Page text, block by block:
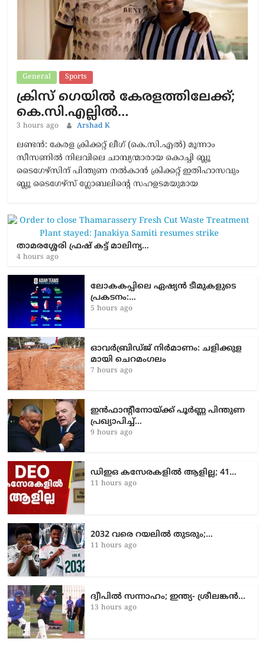
General Sports
ക്രിസ് ഗെയിൽ കേരളത്തിലേക്ക്;
കെ.സി.എല്ലിൽ…
3 hours ago Arshad K
ലണ്ടൻ: കേരള ക്രിക്കറ്റ് ലീഗ് (കെ.സി.എൽ) മൂന്നാം
സീസണിൽ നിലവിലെ ചാമ്പ്യന്മാരായ കൊച്ചി ബ്ലൂ
ടൈഗേഴ്സിന് പിന്തുണ നൽകാൻ ക്രിക്കറ്റ് ഇതിഹാസവും
ബ്ലൂ ടൈഗേഴ്സ് ഗ്ലോബലിന്റെ സഹഉടമയുമായ
താമരശ്ശേരി ഫ്രഷ് കട്ട് മാലിന്യ…
4 hours ago
ലോകകപ്പിലെ ഏഷ്യന്‍ ടീമുകളുടെ
പ്രകടനം:…
5 hours ago
ഓവർബ്രിഡ്ജ് നിർമാണം: ച​ളി​ക്കു​ള​
മാ​യി ചെ​റ​മം​ഗ​ലം
7 hours ago
ഇൻഫാന്റീനോയ്ക്ക് പൂർണ്ണ പിന്തുണ
പ്രഖ്യാപിച്ച്…
9 hours ago
ഡിഇഒ കസേരകളില്‍ ആളില്ല; 41…
11 hours ago
2032 വരെ റയലിൽ തുടരും;…
11 hours ago
ദ്വീപിൽ സന്നാഹം; ഇന്ത്യ- ശ്രീലങ്കൻ…
13 hours ago